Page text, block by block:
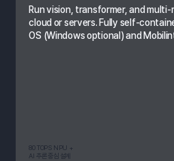
Run vision, transformer, and
cloud or servers.​ Fully self-
OS (Windows optional) and
80 TOPS NPU +
AI 추론 중심 설계​